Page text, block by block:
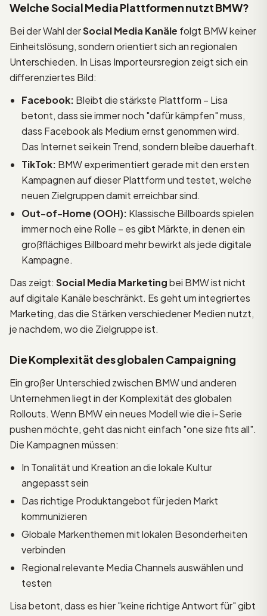
Welche Social Media Plattformen nutzt BMW?
Bei der Wahl derSocial Media Kanäle folgt BMW keiner
Einheitslösung, sondern orientiert sich an regionalen
Unterschieden. In Lisas Importeursregion zeigt sich ein
differenziertes Bild:
Facebook: Bleibt die stärkste Plattform – Lisa
betont, dass sie immer noch "dafür kämpfen" muss,
dass Facebook als Medium ernst genommen wird.
Das Internet sei kein Trend, sondern bleibe dauerhaft.
TikTok: BMW experimentiert gerade mit den ersten
Kampagnen auf dieser Plattform und testet, welche
neuen Zielgruppen damit erreichbar sind.
Out-of-Home (OOH): Klassische Billboards spielen
immer noch eine Rolle – es gibt Märkte, in denen ein
großflächiges Billboard mehr bewirkt als jede digitale
Kampagne.
Das zeigt: Social Media Marketingbei BMW ist nicht
auf digitale Kanäle beschränkt. Es geht um integriertes
Marketing, das die Stärken verschiedener Medien nutzt,
je nachdem, wo die Zielgruppe ist.
Die Komplexität des globalen Campaigning
Ein großer Unterschied zwischen BMW und anderen
Unternehmen liegt in der Komplexität des globalen
Rollouts. Wenn BMW ein neues Modell wie die i-Serie
pushen möchte, geht das nicht einfach "one size fits all".
Die Kampagnen müssen:
In Tonalität und Kreation an die lokale Kultur
angepasst sein
Das richtige Produktangebot für jeden Markt
kommunizieren
Globale Markenthemen mit lokalen Besonderheiten
verbinden
Regional relevante Media Channels auswählen und
testen
Lisa betont, dass es hier "keine richtige Antwort für" gibt